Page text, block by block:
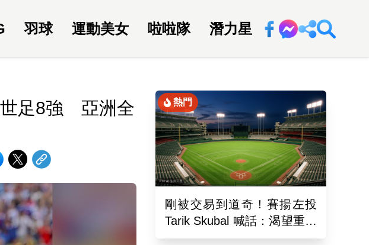
羽球 運動美女 啦啦隊 潛力星 回新聞網
世足8強 亞洲全
熱門
剛被交易到道奇！賽揚左投
Tarik Skubal 喊話：渴望重返
老虎隊